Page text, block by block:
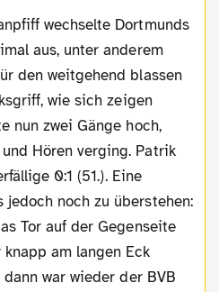
aus, unter anderem
den weitgehend blassen
wie sich zeigen
nun zwei Gänge hoch,
Hören verging. Patrik
0:1 (51.). Eine
jedoch noch zu überstehen:
Tor auf der Gegenseite
am langen Eck
war wieder der BVB